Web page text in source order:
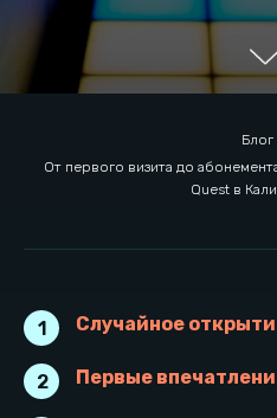
Блог
От первого визита до
Quest в
1 Случайное
2 Первые